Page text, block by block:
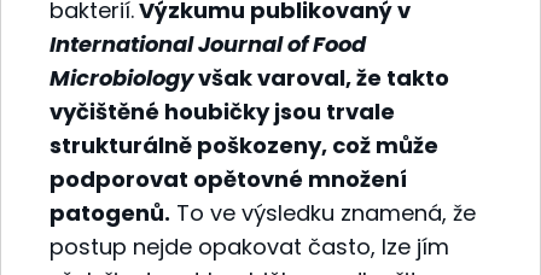
bakterií.Výzkumu publikovaný v
International Journal of Food
Microbiologyvšak varoval, že takto
vyčištěné houbičky jsou trvale
strukturálně poškozeny, což může
podporovat opětovné množení
patogenů. To ve výsledku znamená, že
postup nejde opakovat často, lze jím